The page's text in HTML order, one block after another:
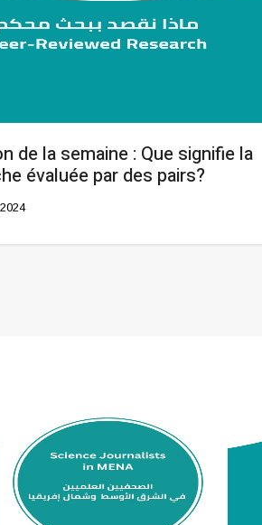
de la semaine : Que signifie la
évaluée par des pairs?